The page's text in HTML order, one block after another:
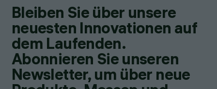
Bleiben Sie über unsere
neuesten Innovationen auf
dem Laufenden.
Abonnieren Sie unseren
Newsletter, um über neue